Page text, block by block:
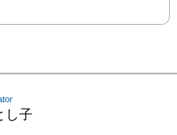
　拝島劇場
PIPPO
し子